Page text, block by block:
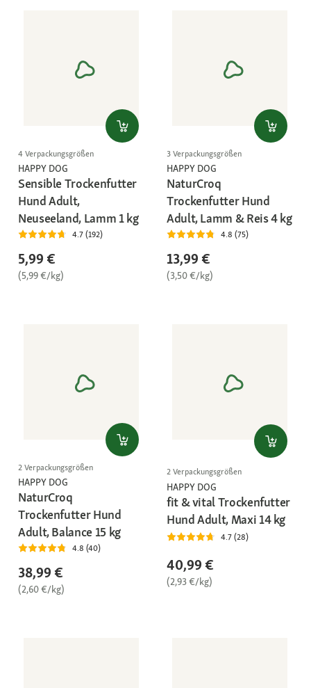
4 Verpackungsgrößen
HAPPY DOG
Sensible Trockenfutter
Hund Adult,
Neuseeland, Lamm 1 kg
4.7 (192)
5,99 €
(5,99 €/kg)
3 Verpackungsgrößen
HAPPY DOG
NaturCroq
Trockenfutter Hund
Adult, Lamm & Reis 4 kg
4.8 (75)
13,99 €
(3,50 €/kg)
2 Verpackungsgrößen
HAPPY DOG
NaturCroq
Trockenfutter Hund
Adult, Balance 15 kg
4.8 (40)
38,99 €
(2,60 €/kg)
2 Verpackungsgrößen
HAPPY DOG
fit & vital Trockenfutter
Hund Adult, Maxi 14 kg
4.7 (28)
40,99 €
(2,93 €/kg)